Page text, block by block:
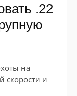
.22
на
скорости и